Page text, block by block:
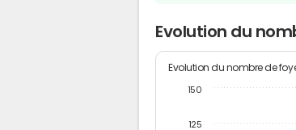
Evolution du
Evolution du nombre de
125
150